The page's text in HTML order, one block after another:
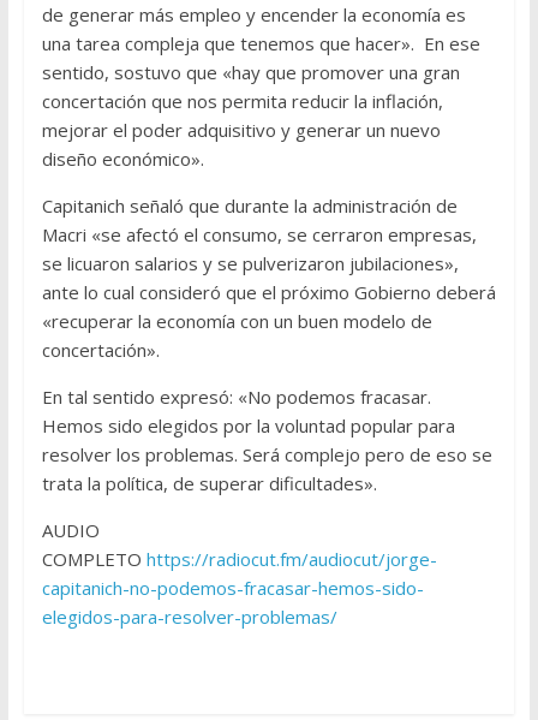
de generar más empleo y encender la economía es
una tarea compleja que tenemos que hacer». En ese
sentido, sostuvo que «hay que promover una gran
concertación que nos permita reducir la inflación,
mejorar el poder adquisitivo y generar un nuevo
diseño económico».
Capitanich señaló que durante la administración de
Macri «se afectó el consumo, se cerraron empresas,
se licuaron salarios y se pulverizaron jubilaciones»,
ante lo cual consideró que el próximo Gobierno deberá
«recuperar la economía con un buen modelo de
concertación».
En tal sentido expresó: «No podemos fracasar.
Hemos sido elegidos por la voluntad popular para
resolver los problemas. Será complejo pero de eso se
trata la política, de superar dificultades».
AUDIO
COMPLETO https://radiocut.fm/audiocut/jorge-
capitanich-no-podemos-fracasar-hemos-sido-
elegidos-para-resolver-problemas/